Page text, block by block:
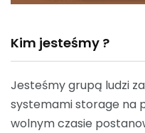
Kim jesteśmy ?
Jesteśmy grupą ludzi
systemami storage na
wolnym czasie